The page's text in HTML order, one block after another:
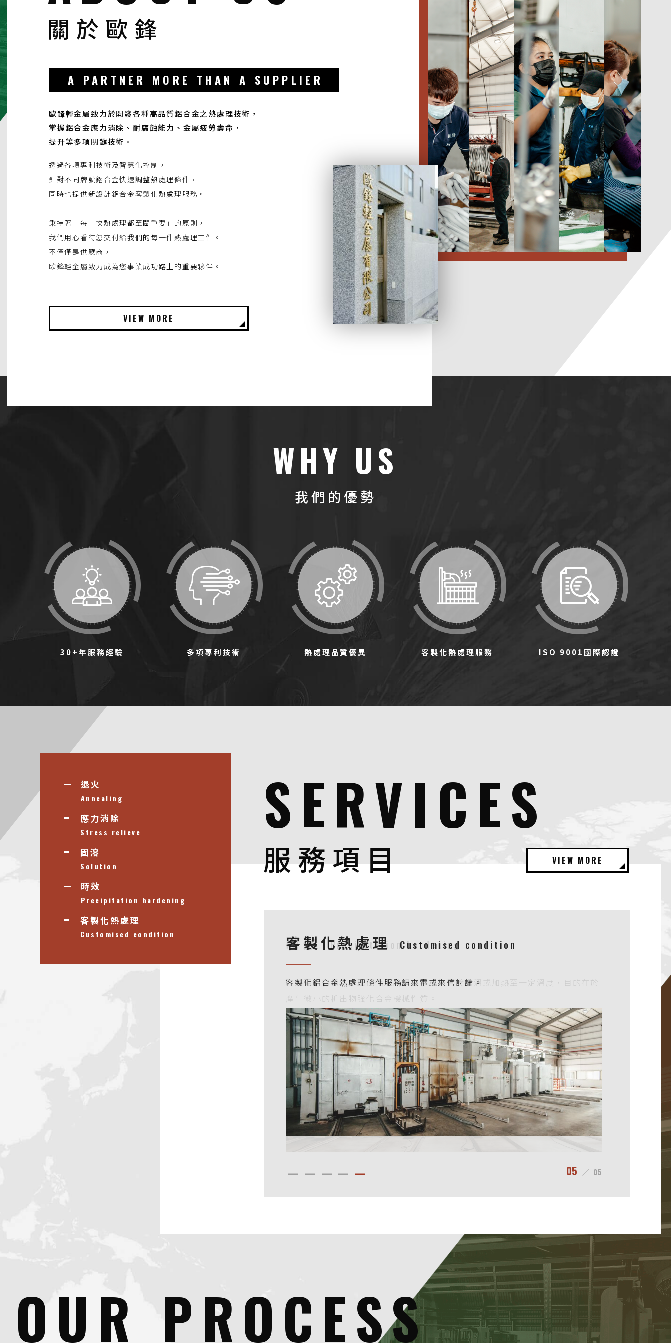
關於歐鋒
A PARTNER MORE THAN A SUPPLIER
歐鋒輕金屬致力於開發各種高品質鋁合金之熱處理技術，
掌握鋁合金應力消除、耐腐蝕能力、金屬疲勞壽命，
提升等多項關鍵技術。
透過各項專利技術及智慧化控制，
針對不同牌號鋁合金快速調整熱處理條件，
同時也提供新設計鋁合金客製化熱處理服務。
秉持著「每一次熱處理都至關重要」的原則，
我們用心看待您交付給我們的每一件熱處理工件。
不僅僅是供應商，
歐鋒輕金屬致力成為您事業成功路上的重要夥伴。
VIEW MORE
WHY US
我們的優勢
30+年服務經驗 多項專利技術 熱處理品質優異 客製化熱處理服務 ISO 9001國際認證
退火
Annealing
應力消除
Stress relieve
固溶
Solution
時效
Precipitation hardening
客製化熱處理
Customised condition
SERVICES
服務項目
退火 Annealing
退火熱處理主要目的為最大限度地減少冷加工或鑄造時所產生的內應力，降低材
料硬度、恢復延展性的同時也提高後續的機械加工性。
應力消除 Stress relieve
將鋁合金材料加熱至再結晶以上之溫度，去除前製程造成的加工硬化，並有效減
緩後續加工因應力釋放而產生之變形。
固溶 Solution
鋁材加熱並維持於適當的溫度與時間，使溶質原子全部溶入鋁基中，內部微結構
重整而形成固溶體。
時效 Precipitation hardening
時效硬化亦稱為析出硬化，將鋁合金材料置於常溫或加熱至一定溫度，目的在於
產生微小的析出物強化合金機械性質。
客製化熱處理 Customised condition
客製化鋁合金熱處理條件服務請來電或來信討論。
05 05
VIEW MORE
OUR PROCESS